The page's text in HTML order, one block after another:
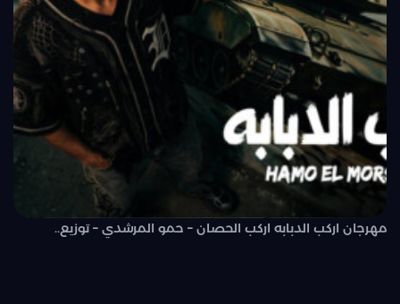
مهرجان اركب الدبابه اركب الحصان – حمو المرشدي – توزيع..